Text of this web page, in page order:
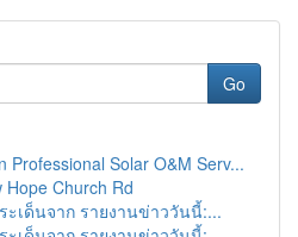
Go
Professional Solar O&M Serv...
Hope Church Rd
เด็นจาก รายงานข่าววันนี้:...